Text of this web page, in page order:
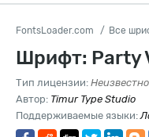
FontsLoader.com Все
Шрифт: Party
Тип лицензии: Неизвестно
Автор: Timur Type Studio
Поддерживаемые языки: